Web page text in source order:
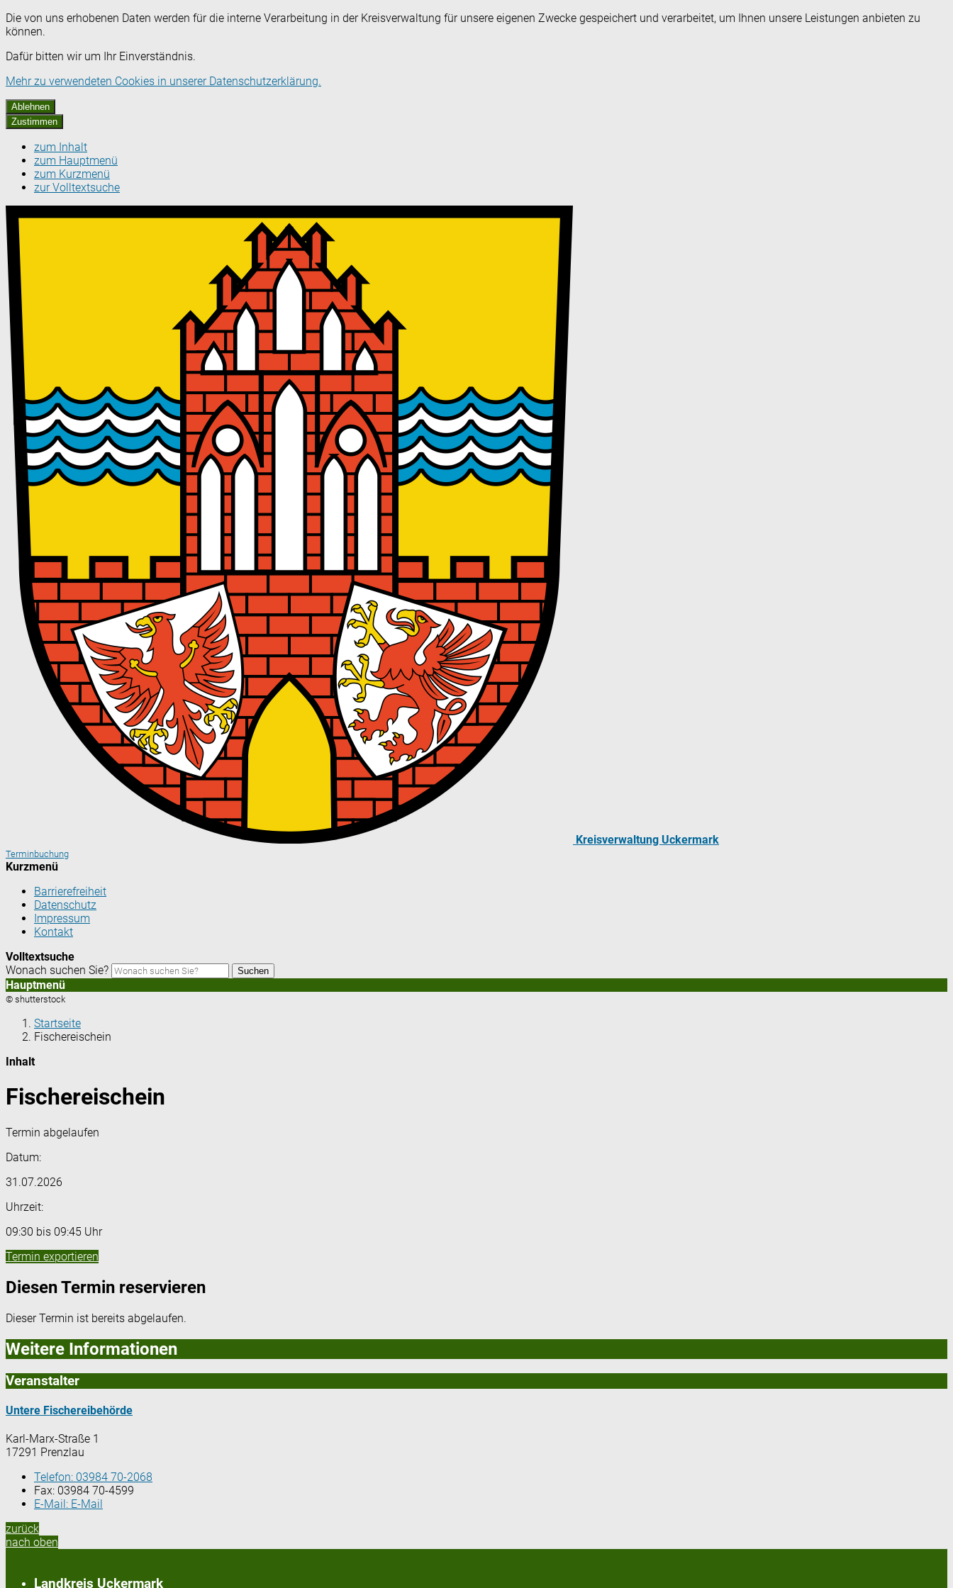
Die von uns erhobenen Daten werden für die interne Verarbeitung in der Kreisverwaltung für unsere eigenen Zwecke gespeichert und verarbeitet, um Ihnen unsere Leistungen anbieten zu
können.
Dafür bitten wir um Ihr Einverständnis.
Mehr zu verwendeten Cookies in unserer Datenschutzerklärung.
Ablehnen
Zustimmen
zum Inhalt
zum Hauptmenü
zum Kurzmenü
zur Volltextsuche
Kreisverwaltung Uckermark
Terminbuchung
Kurzmenü
Barrierefreiheit
Datenschutz
Impressum
Kontakt
Volltextsuche
Wonach suchen Sie?
Suchen
Hauptmenü
© shutterstock
Startseite
Fischereischein
Inhalt
Fischereischein
Termin abgelaufen
Datum:
31.07.2026
Uhrzeit:
09:30 bis 09:45 Uhr
Termin exportieren
Diesen Termin reservieren
Dieser Termin ist bereits abgelaufen.
Weitere Informationen
Veranstalter
Untere Fischereibehörde
Karl-Marx-Straße 1
17291 Prenzlau
Telefon: 03984 70-2068
Fax: 03984 70-4599
E-Mail: E-Mail
zurück
nach oben
Landkreis Uckermark